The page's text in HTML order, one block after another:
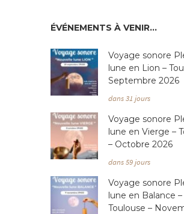
ÉVÉNEMENTS À VENIR…
Voyage sonore
lune en Lion –
Septembre 2026
dans 31 jours
Voyage sonore
lune en Vierge –
– Octobre 2026
dans 59 jours
Voyage sonore
lune en Balance –
Toulouse –